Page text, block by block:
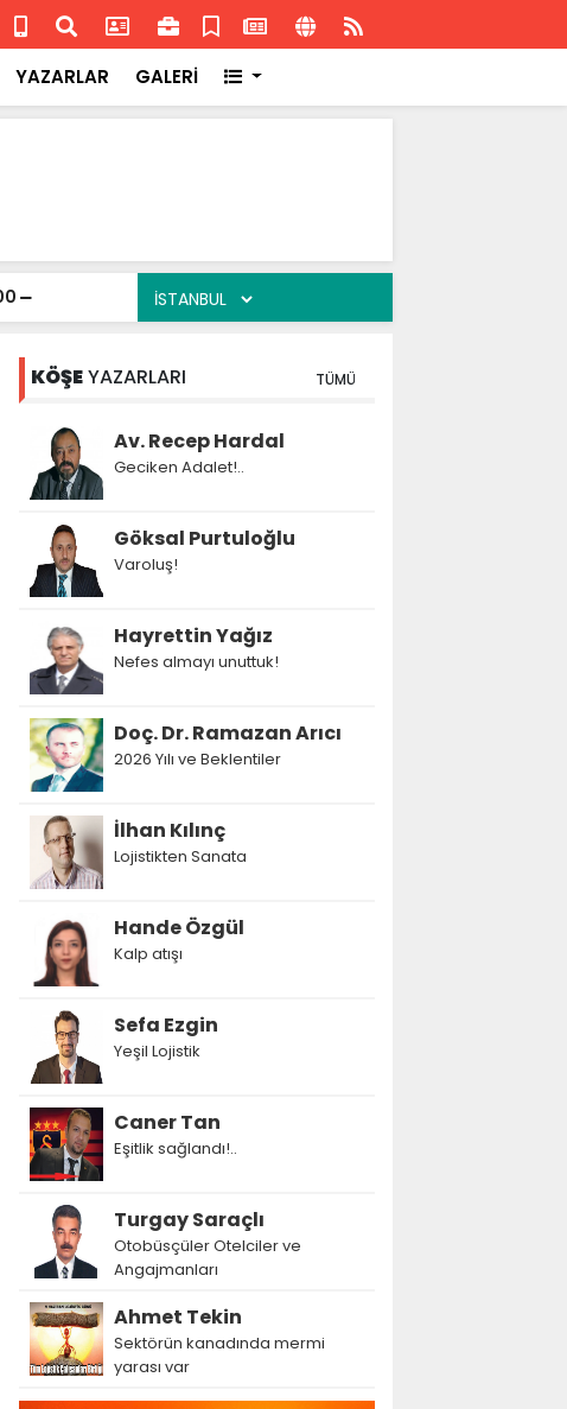
Fransa'daki başarısı
YAZARLAR GALERİ
KÖŞEYAZARLARI TÜMÜ
Av. Recep Hardal
Geciken Adalet!..
Göksal Purtuloğlu
Varoluş!
Hayrettin Yağız
Nefes almayı unuttuk!
Doç. Dr. Ramazan Arıcı
2026 Yılı ve Beklentiler
İlhan Kılınç
Lojistikten Sanata
Hande Özgül
Kalp atışı
Sefa Ezgin
Yeşil Lojistik
Caner Tan
Eşitlik sağlandı!..
Turgay Saraçlı
Otobüsçüler Otelciler ve
Angajmanları
Ahmet Tekin
Sektörün kanadında mermi
yarası var